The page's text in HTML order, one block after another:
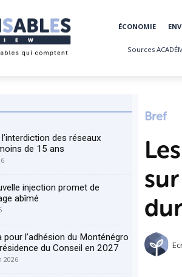
ÉCONOMIE
Sources
des réseaux
de 15 ans
injection promet de
abîmé
l’adhésion du Monténégro
du Conseil en 2027
2026
Bref